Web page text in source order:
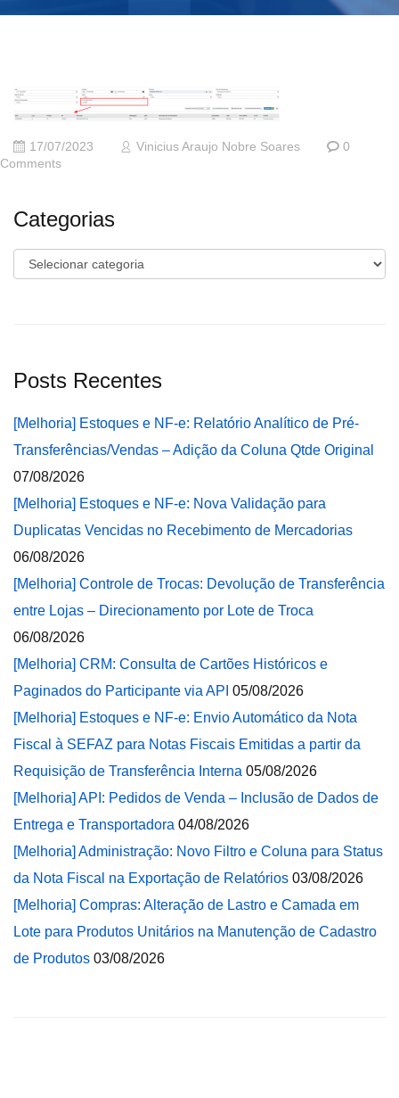
17/07/2023 Vinicius Araujo Nobre Soares
0
Comments
Categorias
Categorias
Posts Recentes
[Melhoria] Estoques e NF-e: Relatório Analítico de Pré-
Transferências/Vendas – Adição da Coluna Qtde Original
07/08/2026
[Melhoria] Estoques e NF-e: Nova Validação para
Duplicatas Vencidas no Recebimento de Mercadorias
06/08/2026
[Melhoria] Controle de Trocas: Devolução de Transferência
entre Lojas – Direcionamento por Lote de Troca
06/08/2026
[Melhoria] CRM: Consulta de Cartões Históricos e
Paginados do Participante via API 05/08/2026
[Melhoria] Estoques e NF-e: Envio Automático da Nota
Fiscal à SEFAZ para Notas Fiscais Emitidas a partir da
Requisição de Transferência Interna 05/08/2026
[Melhoria] API: Pedidos de Venda – Inclusão de Dados de
Entrega e Transportadora 04/08/2026
[Melhoria] Administração: Novo Filtro e Coluna para Status
da Nota Fiscal na Exportação de Relatórios 03/08/2026
[Melhoria] Compras: Alteração de Lastro e Camada em
Lote para Produtos Unitários na Manutenção de Cadastro
de Produtos 03/08/2026